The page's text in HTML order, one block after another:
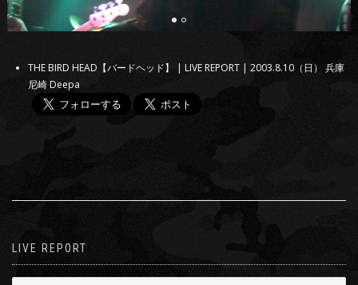
THE BIRD HEAD【バードヘッド】 | LIVE REPORT | 2003.8.10（日） 兵庫
尼崎 Deepa
LIVE REPORT